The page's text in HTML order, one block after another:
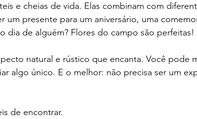
e cheias de vida. Elas combinam com
um presente para um aniversário, uma
dia de alguém? Flores do campo são perfeitas!
natural e rústico que encanta. Você pode
algo único. E o melhor: não precisa ser um
de encontrar.